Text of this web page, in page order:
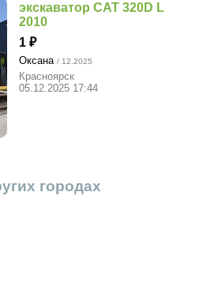
экскаватор CAT 320D L
2010
1
Оксана / 12.2025
Красноярск
05.12.2025 17:44
городах